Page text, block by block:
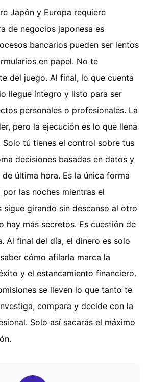
Japón y Europa requiere
de negocios japonesa es
bancarios pueden ser lentos
en papel. No te
del juego. Al final, lo que cuenta
llegue íntegro y listo para ser
personales o profesionales. La
pero la ejecución es lo que llena
Solo tú tienes el control sobre tus
decisiones basadas en datos y
última hora. Es la única forma
las noches mientras el
sigue girando sin descanso al otro
hay más secretos. Es cuestión de
Al final del día, el dinero es solo
cómo afilarla marca la
y el estancamiento financiero.
se lleven lo que tanto te
compara y decide con la
Solo así sacarás el máximo